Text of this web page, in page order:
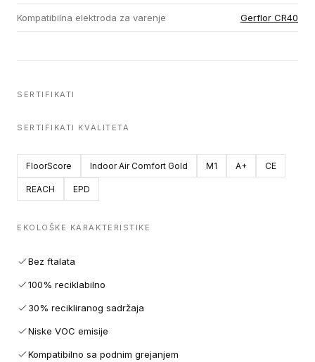
Kompatibilna elektroda za varenje Gerflor CR40
SERTIFIKATI
SERTIFIKATI KVALITETA
FloorScore Indoor Air Comfort Gold M1 A+ CE
REACH EPD
EKOLOŠKE KARAKTERISTIKE
Bez ftalata
100% reciklabilno
30% recikliranog sadržaja
Niske VOC emisije
Kompatibilno sa podnim grejanjem